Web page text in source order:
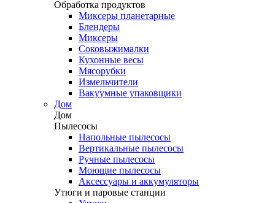
Обработка продуктов
Миксеры планетарные
Блендеры
Миксеры
Соковыжималки
Кухонные весы
Мясорубки
Измельчители
Вакуумные упаковщики
Дом
Дом
Пылесосы
Напольные пылесосы
Вертикальные пылесосы
Ручные пылесосы
Моющие пылесосы
Аксессуары и аккумуляторы
Утюги и паровые станции